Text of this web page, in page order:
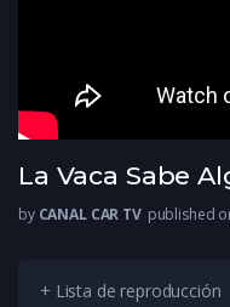
La Vaca Sabe
by CANAL CAR TV published
+ Lista de reproducción